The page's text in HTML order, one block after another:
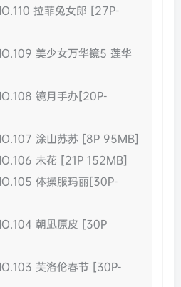
拉菲兔女郎 [27P-
美少女万华镜5 莲华
镜月手办[20P-
涂山苏苏 [8P 95MB]
未花 [21P 152MB]
体操服玛丽[30P-
朝凪原皮 [30P
芙洛伦春节 [30P-